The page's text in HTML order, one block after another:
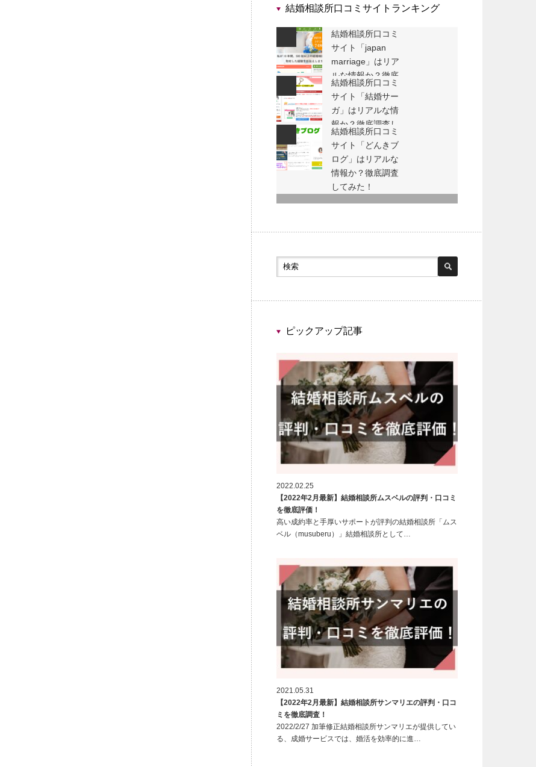
結婚相談所口コミサイトランキング
結婚相談所口コミ
サイト「japan
marriage」はリア
ルな情報か？徹底
調査してみた！
結婚相談所口コミ
サイト「結婚サー
ガ」はリアルな情
報か？徹底調査し
てみた！
結婚相談所口コミ
サイト「どんきブ
ログ」はリアルな
情報か？徹底調査
してみた！
ランキング一覧
ピックアップ記事
2022.02.25
【2022年2月最新】結婚相談所ムスベルの評判・口コミ
を徹底評価！
高い成約率と手厚いサポートが評判の結婚相談所「ムス
ベル（musuberu）」結婚相談所として…
2021.05.31
【2022年2月最新】結婚相談所サンマリエの評判・口コ
ミを徹底調査！
2022/2/27 加筆修正結婚相談所サンマリエが提供してい
る、成婚サービスでは、婚活を効率的に進…